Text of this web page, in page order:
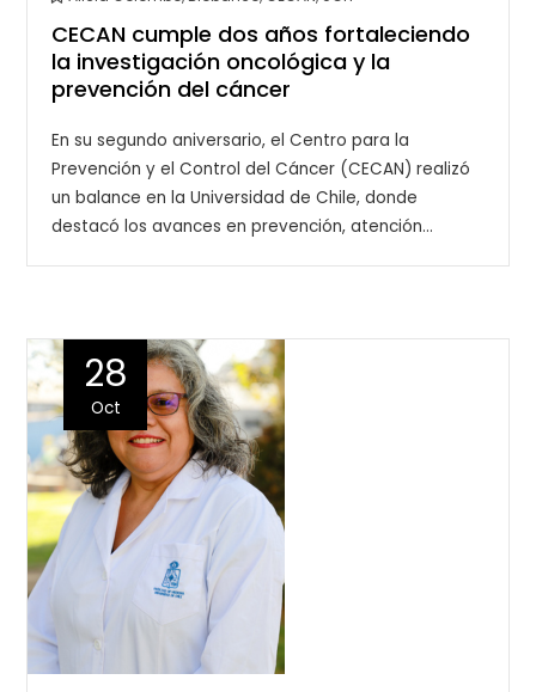
CECAN cumple dos años fortaleciendo
la investigación oncológica y la
prevención del cáncer
En su segundo aniversario, el Centro para la
Prevención y el Control del Cáncer (CECAN) realizó
un balance en la Universidad de Chile, donde
destacó los avances en prevención, atención…
28
Oct